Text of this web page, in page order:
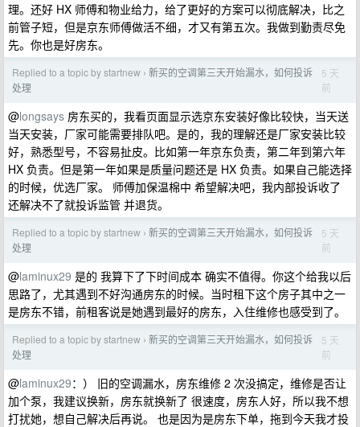
理。还好 HX 师傅和物业给力，给了更好的方案可以彻底解决，比之
前管子短，但是京东师傅做活不细，才又有第五次。我做到勤责尽免
先。你也是好房东。
Replied to a topic by startnew › 新买的空调第三天开始漏水，如何投诉
处理
5 天
前
@longsays 房东买的，我看页面显示选京东安装好像比较快，当天送
当天安装，厂家可能需要排队吧。是的，我的理解还是厂家安装比较
好，熟悉型号，不容易扯皮。比如第一年京东负责，第二年到第六年
HX 负责。但是第一年如果是质量问题还是 HX 负责。如果自己能选择
的时候，优选厂家。 师傅加保温棉中 希望解决吧，我内部投诉收了
还解决不了就投诉监管 并退货。
Replied to a topic by startnew › 新买的空调第三天开始漏水，如何投诉
处理
5 天
前
@laminux29 是的 我算下了下时间成本 确实不值得。你这个给我以后
思路了，尤其遇到不好沟通房东的时候。当时租下这个房子其中之一
是房东不错，前租客说是她遇到最好的房东，入住维修也感受到了。
Replied to a topic by startnew › 新买的空调第三天开始漏水，如何投诉
处理
5 天
前
@laminux29：） 旧的空调漏水，房东维修 2 次没搞定，维修是否让
加个泵，我建议换新，房东就换新了 很速度，房东人好，所以我不想
打扰她，想自己解决后再说。 也是因为是房东下单，拖到今天我才投